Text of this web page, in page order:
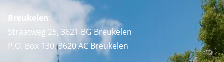
Breukelen:
Straatweg 25, 3621 BG Breukelen
P.O. Box 130, 3620 AC Breukelen